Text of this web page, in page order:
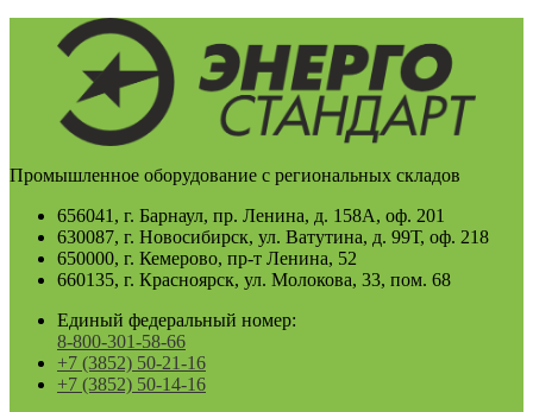
Промышленное оборудование с региональных складов
656041, г. Барнаул, пр. Ленина, д. 158А, оф. 201
630087, г. Новосибирск, ул. Ватутина, д. 99Т, оф. 218
650000, г. Кемерово, пр-т Ленина, 52
660135, г. Красноярск, ул. Молокова, 33, пом. 68
Единый федеральный номер:
8-800-301-58-66
+7 (3852) 50-21-16
+7 (3852) 50-14-16